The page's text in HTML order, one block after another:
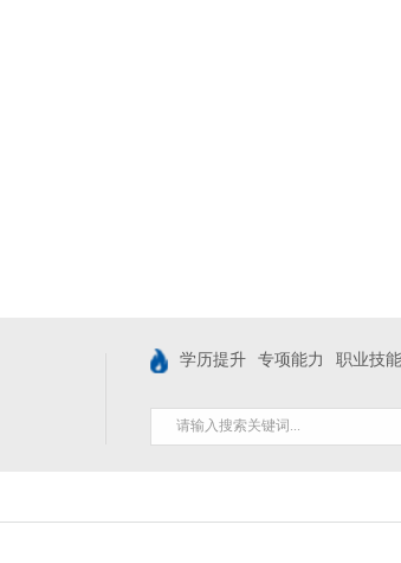
学历提升 专项能力 职业技能